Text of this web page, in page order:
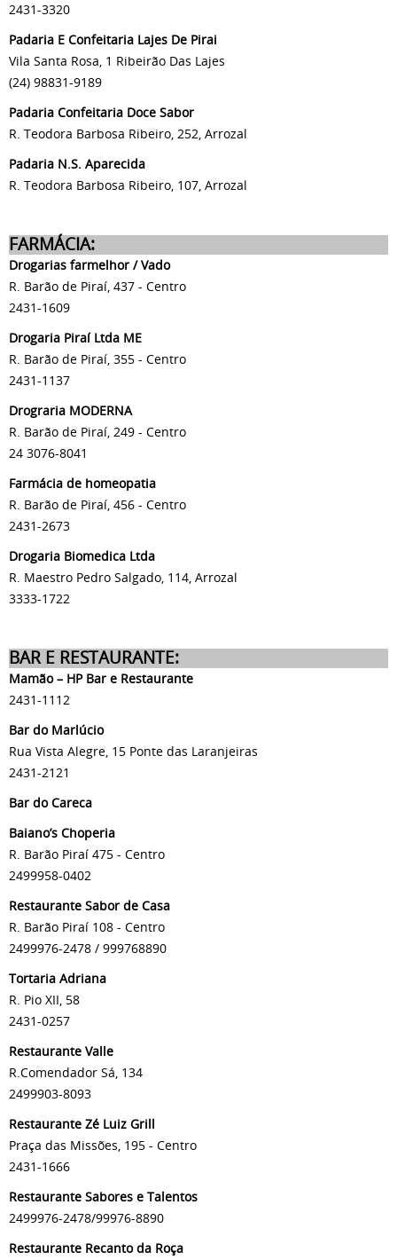
2431-3320
Padaria E Confeitaria Lajes De Pirai
Vila Santa Rosa, 1 Ribeirão Das Lajes
(24) 98831-9189
Padaria Confeitaria Doce Sabor
R. Teodora Barbosa Ribeiro, 252, Arrozal
Padaria N.S. Aparecida
R. Teodora Barbosa Ribeiro, 107, Arrozal
FARMÁCIA:
Drogarias farmelhor / Vado
R. Barão de Piraí, 437 - Centro
2431-1609
Drogaria Piraí Ltda ME
R. Barão de Piraí, 355 - Centro
2431-1137
Drograria MODERNA
R. Barão de Piraí, 249 - Centro
24 3076-8041
Farmácia de homeopatia
R. Barão de Piraí, 456 - Centro
2431-2673
Drogaria Biomedica Ltda
R. Maestro Pedro Salgado, 114, Arrozal
3333-1722
BAR E RESTAURANTE:
Mamão – HP Bar e Restaurante
2431-1112
Bar do Marlúcio
Rua Vista Alegre, 15 Ponte das Laranjeiras
2431-2121
Bar do Careca
Baiano’s Choperia
R. Barão Piraí 475 - Centro
2499958-0402
Restaurante Sabor de Casa
R. Barão Piraí 108 - Centro
2499976-2478 / 999768890
Tortaria Adriana
R. Pio XII, 58
2431-0257
Restaurante Valle
R.Comendador Sá, 134
2499903-8093
Restaurante Zé Luiz Grill
Praça das Missões, 195 - Centro
2431-1666
Restaurante Sabores e Talentos
2499976-2478/99976-8890
Restaurante Recanto da Roça